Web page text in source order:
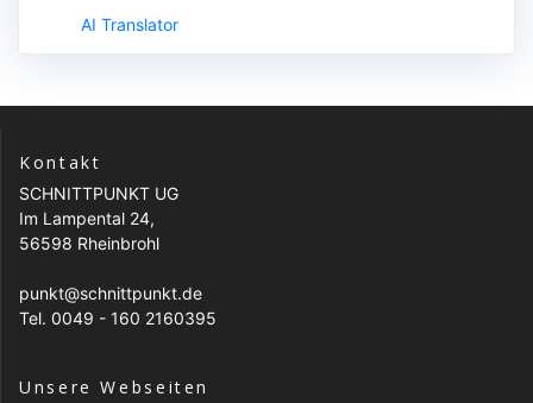
AI Translator
Kontakt
SCHNITTPUNKT UG
Im Lampental 24,
56598 Rheinbrohl
punkt@schnittpunkt.de
Tel. 0049 - 160 2160395
Unsere Webseiten